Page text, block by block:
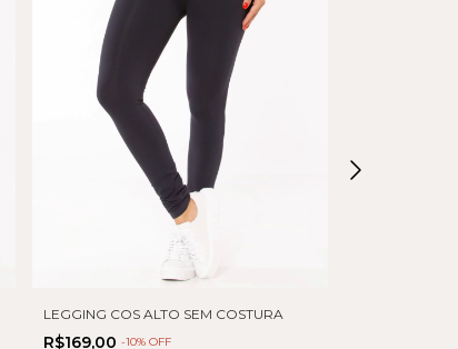
LEGGING COS ALTO SEM COSTURA
R$169,00 -10% OFF